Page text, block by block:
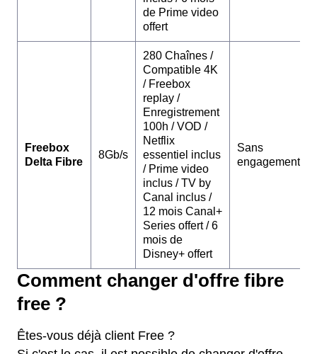
de Prime video
offert
Freebox
Delta Fibre
8Gb/s
280 Chaînes /
Compatible 4K
/ Freebox
replay /
Enregistrement
100h / VOD /
Netflix
essentiel inclus
/ Prime video
inclus / TV by
Canal inclus /
12 mois Canal+
Series offert / 6
mois de
Disney+ offert
Sans
engagement
Comment changer d'offre fibre
free ?
Êtes-vous déjà client Free ?